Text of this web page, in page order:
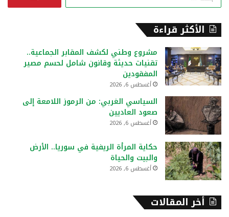
ن
الأكثر قراءة
مشروع وطني لكشف المقابر الجماعية..
تقنيات حديثة وقانون شامل لحسم مصير
المفقودين
أغسطس 6, 2026
السياسي الغربي: من الرموز اللامعة إلى
صعود العاديين
أغسطس 6, 2026
حكاية المرأة الريفية في سوريا.. الأرض
والبيت والحياة
أغسطس 6, 2026
أخر المقالات